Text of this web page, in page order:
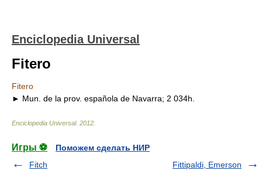
Enciclopedia Universal
Fitero
Fitero
► Mun. de la prov. española de Navarra; 2 034h.
Enciclopedia Universal. 2012
Игры ⚽
Поможем сделать НИР
Fitch
Fittipaldi, Emerson